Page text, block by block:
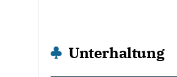
Unterhaltung